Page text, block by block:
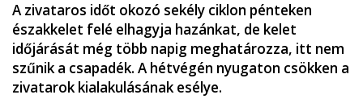
A zivataros időt okozó sekély ciklon pénteken
északkelet felé elhagyja hazánkat, de kelet
időjárását még több napig meghatározza, itt nem
szűnik a csapadék. A hétvégén nyugaton csökken a
zivatarok kialakulásának esélye.